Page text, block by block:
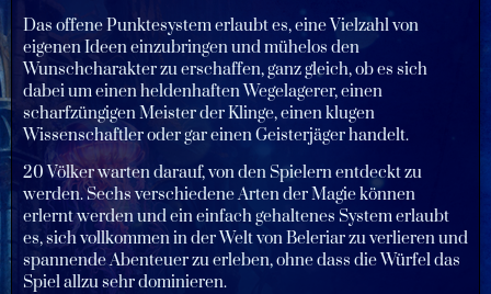
Das offene Punktesystem erlaubt es, eine Vielzahl von
eigenen Ideen einzubringen und mühelos den
Wunschcharakter zu erschaffen, ganz gleich, ob es sich
dabei um einen heldenhaften Wegelagerer, einen
scharfzüngigen Meister der Klinge, einen klugen
Wissenschaftler oder gar einen Geisterjäger handelt.
20 Völker warten darauf, von den Spielern entdeckt zu
werden. Sechs verschiedene Arten der Magie können
erlernt werden und ein einfach gehaltenes System erlaubt
es, sich vollkommen in der Welt von Beleriar zu verlieren und
spannende Abenteuer zu erleben, ohne dass die Würfel das
Spiel allzu sehr dominieren.